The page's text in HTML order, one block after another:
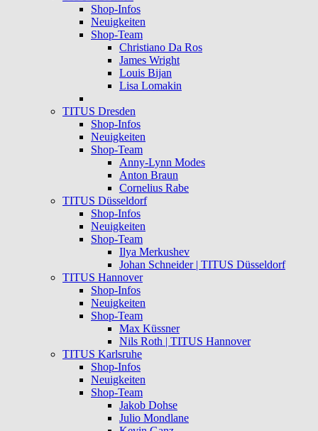
Shop-Infos
Neuigkeiten
Shop-Team
Christiano Da Ros
James Wright
Louis Bijan
Lisa Lomakin
TITUS Dresden
Shop-Infos
Neuigkeiten
Shop-Team
Anny-Lynn Modes
Anton Braun
Cornelius Rabe
TITUS Düsseldorf
Shop-Infos
Neuigkeiten
Shop-Team
Ilya Merkushev
Johan Schneider | TITUS Düsseldorf
TITUS Hannover
Shop-Infos
Neuigkeiten
Shop-Team
Max Küssner
Nils Roth | TITUS Hannover
TITUS Karlsruhe
Shop-Infos
Neuigkeiten
Shop-Team
Jakob Dohse
Julio Mondlane